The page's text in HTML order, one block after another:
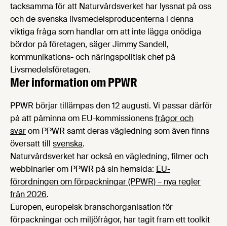
tacksamma för att Naturvårdsverket har lyssnat på oss
och de svenska livsmedelsproducenterna i denna
viktiga fråga som handlar om att inte lägga onödiga
bördor på företagen, säger Jimmy Sandell,
kommunikations- och näringspolitisk chef på
Livsmedelsföretagen.
Mer information om PPWR
PPWR börjar tillämpas den 12 augusti. Vi passar därför
på att påminna om EU-kommissionensfrågor och
svarom PPWR samt deras vägledning som även finns
översatt till svenska.
Naturvårdsverket har också en vägledning, filmer och
webbinarier om PPWR på sin hemsida: EU-
förordningen om förpackningar (PPWR) – nya regler
från 2026.
Europen, europeisk branschorganisation för
förpackningar och miljöfrågor, har tagit fram ett toolkit